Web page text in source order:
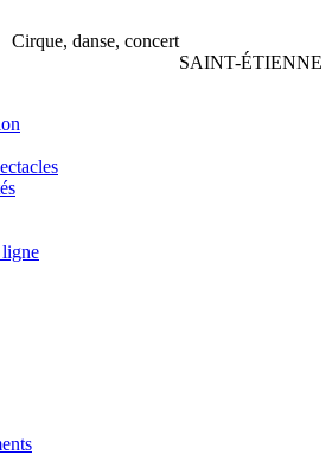
SAINT-ÉTIENNE
Cirque, danse, concert